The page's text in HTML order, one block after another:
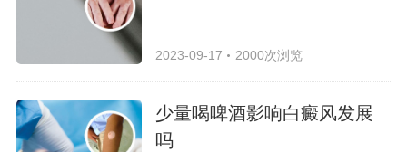
2023-09-17 2000次浏览
少量喝啤酒影响白癜风发展
吗